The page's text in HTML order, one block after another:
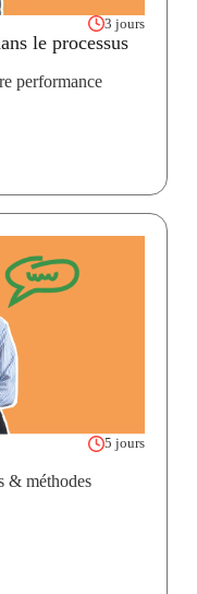
3 jours
le processus
performance
5 jours
& méthodes